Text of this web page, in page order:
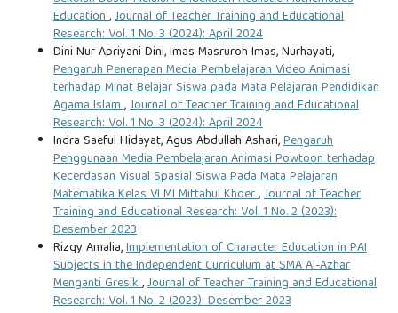
Education,Journal of Teacher Training and Educational
Research: Vol. 1 No. 3 (2024): April 2024
Dini Nur Apriyani Dini, Imas Masruroh Imas, Nurhayati,
Pengaruh Penerapan Media Pembelajaran Video Animasi
terhadap Minat Belajar Siswa pada Mata Pelajaran Pendidikan
Agama Islam,Journal of Teacher Training and Educational
Research: Vol. 1 No. 3 (2024): April 2024
Indra Saeful Hidayat, Agus Abdullah Ashari,Pengaruh
Penggunaan Media Pembelajaran Animasi Powtoon terhadap
Kecerdasan Visual Spasial Siswa Pada Mata Pelajaran
Matematika Kelas VI MI Miftahul Khoer,Journal of Teacher
Training and Educational Research: Vol. 1 No. 2 (2023):
Desember 2023
Rizqy Amalia,Implementation of Character Education in PAI
Subjects in the Independent Curriculum at SMA Al-Azhar
Menganti Gresik,Journal of Teacher Training and Educational
Research: Vol. 1 No. 2 (2023): Desember 2023